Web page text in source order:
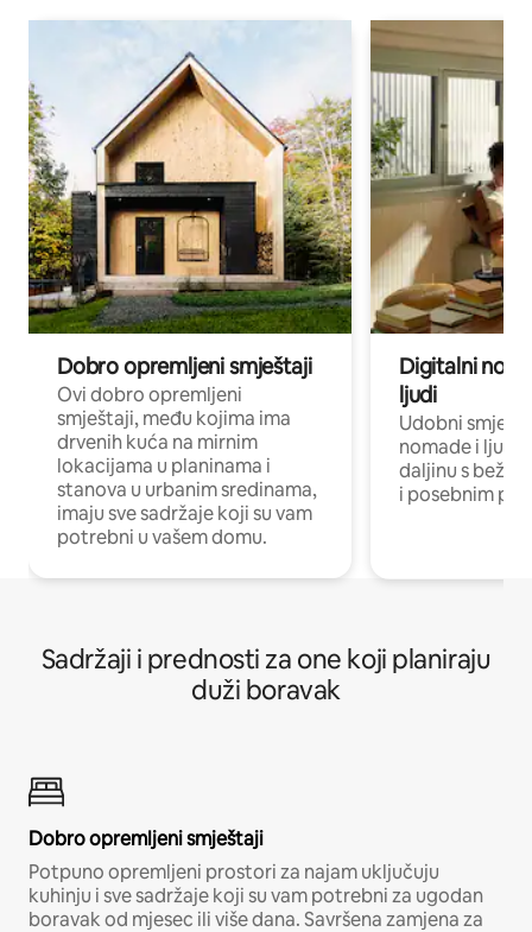
Dobro opremljeni smještaji
Ovi dobro opremljeni
smještaji, među kojima ima
drvenih kuća na mirnim
lokacijama u planinama i
stanova u urbanim sredinama,
imaju sve sadržaje koji su vam
potrebni u vašem domu.
Digitalni
ljudi
Udobni
nomade i ljude
daljinu s
i posebnim
Sadržaji i prednosti za one koji planiraju
duži boravak
Dobro opremljeni smještaji
Potpuno opremljeni prostori za najam uključuju
kuhinju i sve sadržaje koji su vam potrebni za ugodan
boravak od mjesec ili više dana. Savršena zamjena za